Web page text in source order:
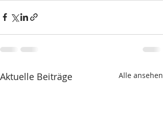
Aktuelle Beiträge Alle ansehen